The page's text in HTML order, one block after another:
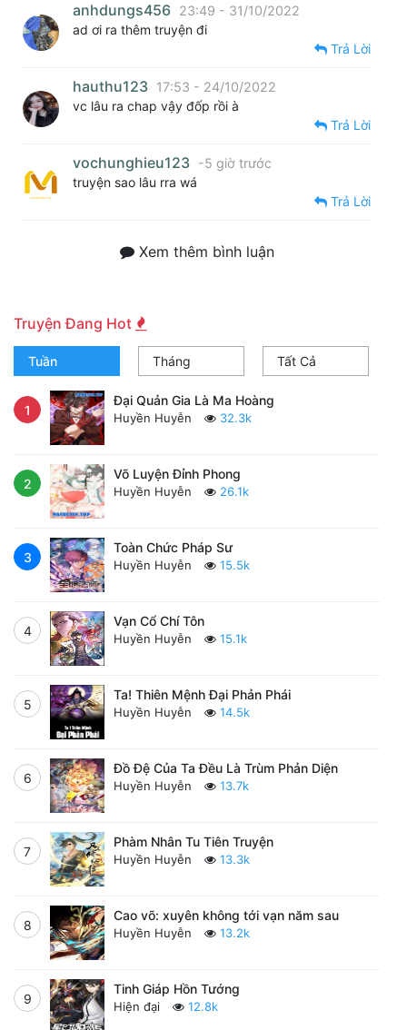
anhdungs456 23:49 - 31/10/2022
ad ơi ra thêm truyện đi
Trả Lời
hauthu123 17:53 - 24/10/2022
vc lâu ra chap vậy đốp rồi à
Trả Lời
vochunghieu123 -5 giờ trước
truyện sao lâu rra wá
Trả Lời
Xem thêm bình luận
Truyện Đang Hot
Tuần Tháng Tất Cả
1
Đại Quản Gia Là Ma Hoàng
Huyền Huyễn 32.3k
2
Võ Luyện Đỉnh Phong
Huyền Huyễn 26.1k
3
Toàn Chức Pháp Sư
Huyền Huyễn 15.5k
4
Vạn Cổ Chí Tôn
Huyền Huyễn 15.1k
5
Ta! Thiên Mệnh Đại Phản Phái
Huyền Huyễn 14.5k
6
Đồ Đệ Của Ta Đều Là Trùm Phản Diện
Huyền Huyễn 13.7k
7
Phàm Nhân Tu Tiên Truyện
Huyền Huyễn 13.3k
8
Cao võ: xuyên không tới vạn năm sau
Huyền Huyễn 13.2k
9
Tinh Giáp Hồn Tướng
Hiện đại 12.8k